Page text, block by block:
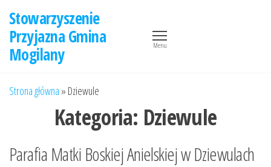
treści
Stowarzyszenie
Przyjazna Gmina
Mogilany
Menu
Strona główna » Dziewule
Kategoria: Dziewule
Parafia Matki Boskiej Anielskiej w Dziewulach